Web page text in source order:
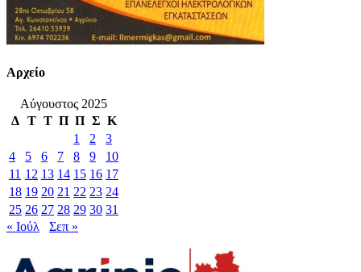
Αρχείο
Αύγουστος 2025
Δ Τ Τ Π Π Σ Κ
1
2
3
4
5 6 7 8 9
10
11 12 13 14 15 16 17
18 19 20 21 22 23 24
25 26 27 28 29 30 31
« Ιούλ
Σεπ »